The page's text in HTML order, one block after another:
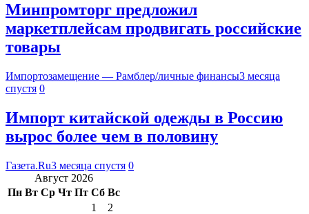
Минпромторг предложил
маркетплейсам продвигать российские
товары
Импортозамещение — Рамблер/личные финансы3 месяца
спустя 0
Импорт китайской одежды в Россию
вырос более чем в половину
Газета.Ru3 месяца спустя 0
Август 2026
Пн Вт Ср Чт Пт Сб Вс
1
2